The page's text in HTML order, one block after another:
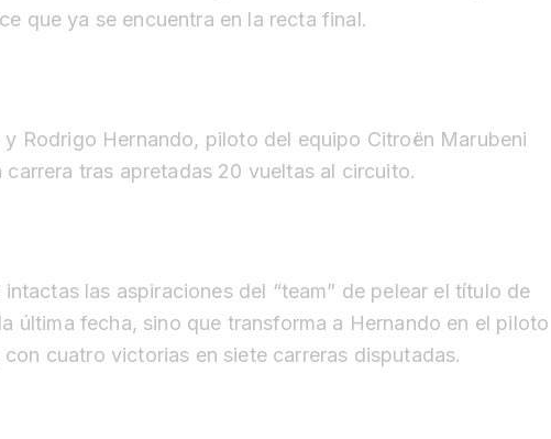
que ya se encuentra en la recta final.
Rodrigo Hernando, piloto del equipo Citroën Marubeni
tras apretadas 20 vueltas al circuito.
las aspiraciones del “team” de pelear el título de
última fecha, sino que transforma a Hernando en el piloto
cuatro victorias en siete carreras disputadas.